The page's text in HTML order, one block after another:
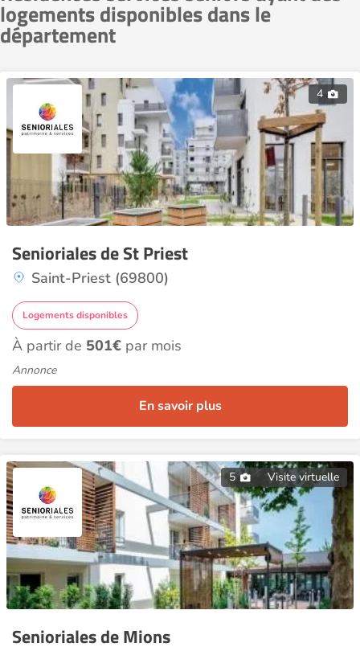
logements disponibles dans le
département
4
Senioriales de St Priest
Saint-Priest (69800)
Logements disponibles
À partir de 501€ par mois
Annonce
En savoir plus
5 Visite virtuelle
Senioriales de Mions